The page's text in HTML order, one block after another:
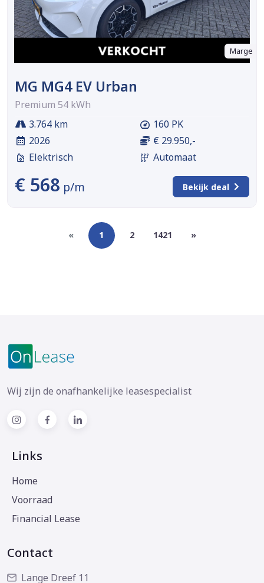
Marge
MG MG4 EV Urban
Premium 54 kWh
3.764 km
2026
Elektrisch
160 PK
€ 29.950,-
Automaat
€ 568 p/m Bekijk deal
« 1 2 1421 »
Wij zijn de onafhankelijke leasespecialist
Links
Home
Voorraad
Financial Lease
Contact
Lange Dreef 11